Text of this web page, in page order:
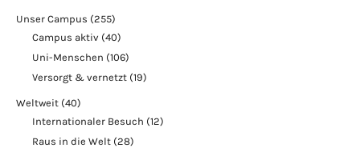
Unser Campus (255)
Campus aktiv (40)
Uni-Menschen (106)
Versorgt & vernetzt (19)
Weltweit (40)
Internationaler Besuch (12)
Raus in die Welt (28)